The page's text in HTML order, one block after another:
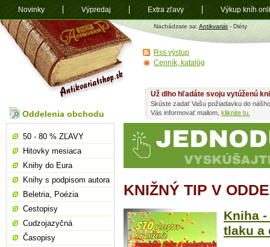
Antikvariát
shop.sk
Nachádzate sa: Antikvariát - Diéty
KNIŽNÝ TIP V
Kniha
tlaku a
Už dlho hľadáte svoju vytúženú
Skúste zadať Vašu požiadavku do
Vás informovať mailom, kliknite tu.
Oddelenia obchodu
50 - 80 % ZĽAVY
Hitovky mesiaca
Knihy do Eura
Knihy s podpisom autora
Beletria, Poézia
Cestopisy
Cudzojazyčná
Časopisy
Rss výstup
Cenník, katalóg
Novinky Výpredaj Extra zľavy Výkup kníh